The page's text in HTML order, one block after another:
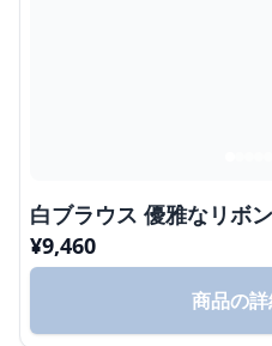
白ブラウス 優雅なリボ
¥9,460
商品の